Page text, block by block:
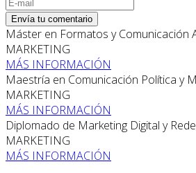
Envía tu comentario
Máster en Formatos y Comunicación
MARKETING
MÁS INFORMACIÓN
Maestría en Comunicación Política y
MARKETING
MÁS INFORMACIÓN
Diplomado de Marketing Digital y
MARKETING
MÁS INFORMACIÓN